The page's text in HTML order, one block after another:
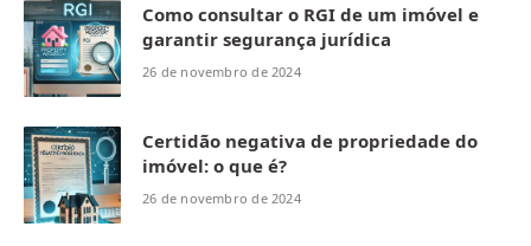
Como consultar o RGI de um imóvel e
garantir segurança jurídica
26 de novembro de 2024
Certidão negativa de propriedade do
imóvel: o que é?
26 de novembro de 2024